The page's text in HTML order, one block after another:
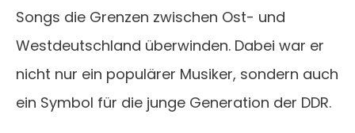
Songs die Grenzen zwischen Ost- und
Westdeutschland überwinden. Dabei war er
nicht nur ein populärer Musiker, sondern auch
ein Symbol für die junge Generation der DDR.